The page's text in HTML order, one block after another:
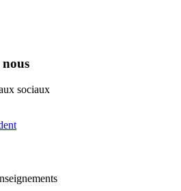
nous
sociaux